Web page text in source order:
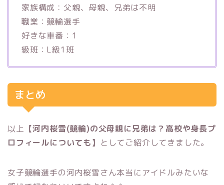
家族構成：父親、母親、兄弟は不明
職業：競輪選手
好きな車番：1
級班：L級1班
まとめ
以上 【河内桜雪(競輪)の父母親に兄弟は？高校や身長プ
ロフィールについても】 としてご紹介してきました。
女子競輪選手の河内桜雪さん本当にアイドルみたいな